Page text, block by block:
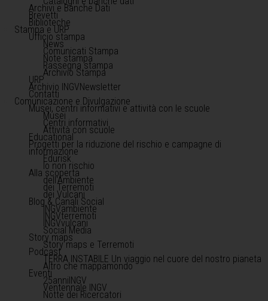
Archivi e Banche Dati
Brevetti
Biblioteche
Stampa e URP
Ufficio stampa
News
Comunicati Stampa
Note stampa
Rassegna stampa
Archivio Stampa
URP
Archivio INGVNewsletter
Contatti
Comunicazione e Divulgazione
Musei, centri informativi e attività con le scuole
Musei
Centri informativi
Attività con scuole
Educational
Progetti per la riduzione del rischio e campagne di
informazione
Edurisk
Io non rischio
Alla scoperta
dell'Ambiente
dei Terremoti
dei Vulcani
Blog & Canali Social
INGVambiente
INGVterremoti
INGVvulcani
Social Media
Story maps
Story maps e Terremoti
Podcast
TERRA INSTABILE Un viaggio nel cuore del nostro pianeta
Altro che mappamondo
Eventi
25anniINGV
Ventennale INGV
Notte dei Ricercatori